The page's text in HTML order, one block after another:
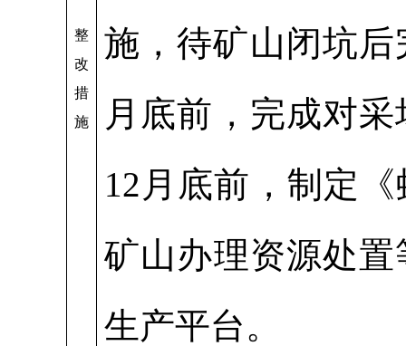
整
改
措
施
施，待矿山闭坑后
月底前，完成对
12月底前，制定
矿山办理资源处
生产平台。